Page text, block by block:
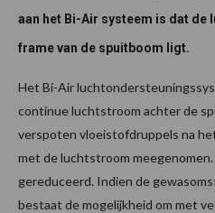
aan het Bi-Air systeem is dat de
frame van de spuitboom ligt.
Het Bi-Air
continue luchtstroom achter de
verspoten vloeistofdruppels na
met de luchtstroom
gereduceerd. Indien de
bestaat de mogelijkheid om met